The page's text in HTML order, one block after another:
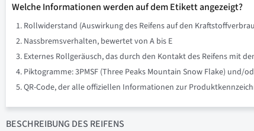
Welche Informationen werden auf dem Etikett angezeigt?
Rollwiderstand (Auswirkung des Reifens auf den
Nassbremsverhalten, bewertet von A bis E
Externes Rollgeräusch, das durch den Kontakt des Reifens mit
Piktogramme: 3PMSF (Three Peaks Mountain Snow Flake)
QR-Code, der alle offiziellen Informationen zur
BESCHREIBUNG DES REIFENS